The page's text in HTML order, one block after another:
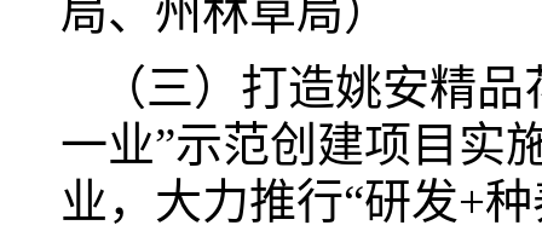
局、州林草局）
（三）打造姚安精
一业”示范创建项目实
业，大力推行“研发+